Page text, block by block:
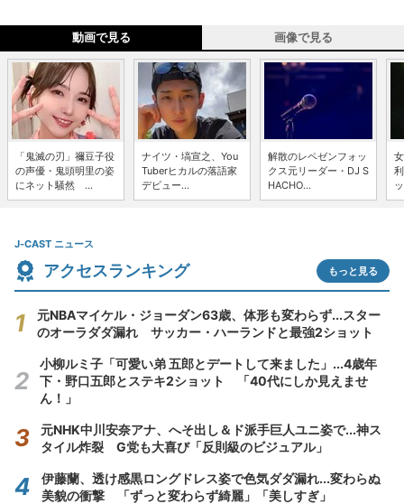
動画で見る 画像で見る
「鬼滅の刃」禰豆子役
の声優・鬼頭明里の姿
にネット騒然 ...
ナイツ・塙宣之、You
Tuberヒカルの落語家
デビュー...
解散のレペゼンフォッ
クス元リーダー・DJ S
HACHO...
J-CAST ニュース
アクセスランキング もっと見る
元NBAマイケル・ジョーダン63歳、体形も変わらず...スター
のオーラダダ漏れ サッカー・ハーランドと最強2ショット
小柳ルミ子「可愛い弟 五郎とデートして来ました」...4歳年
下・野口五郎とステキ2ショット 「40代にしか見えませ
ん！」
元NHK中川安奈アナ、へそ出し＆ド派手巨人ユニ姿で...神ス
タイル炸裂 G党も大喜び「反則級のビジュアル」
伊藤蘭、透け感黒ロングドレス姿で色気ダダ漏れ...変わらぬ
美貌の衝撃 「ずっと変わらず綺麗」「美しすぎ」